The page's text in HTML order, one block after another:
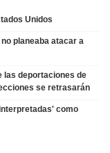
Unidos
planeaba atacar a
las deportaciones de
se retrasarán
como